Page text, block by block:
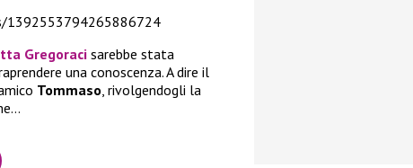
Gregoracisarebbe stata
una conoscenza. A dire il
Tommaso, rivolgendogli la